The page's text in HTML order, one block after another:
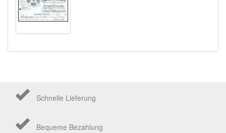
Schnelle Lieferung
Bequeme Bezahlung